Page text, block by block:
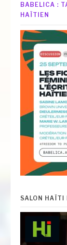
BABELICA :
HAÏTIEN
SALON HAÏTI